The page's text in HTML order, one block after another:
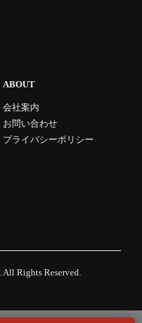
ABOUT
会社案内
お問い合わせ
プライバシーポリシー
All Rights Reserved.